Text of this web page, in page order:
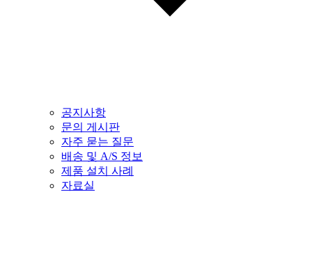
공지사항
문의 게시판
자주 묻는 질문
배송 및 A/S 정보
제품 설치 사례
자료실